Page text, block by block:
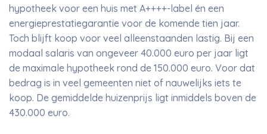
hypotheek voor een huis met A++++-label én een
energieprestatiegarantie voor de komende tien jaar.
Toch blijft koop voor veel alleenstaanden lastig. Bij een
modaal salaris van ongeveer 40.000 euro per jaar ligt
de maximale hypotheek rond de 150.000 euro. Voor dat
bedrag is in veel gemeenten niet of nauwelijks iets te
koop. De gemiddelde huizenprijs ligt inmiddels boven de
430.000 euro.